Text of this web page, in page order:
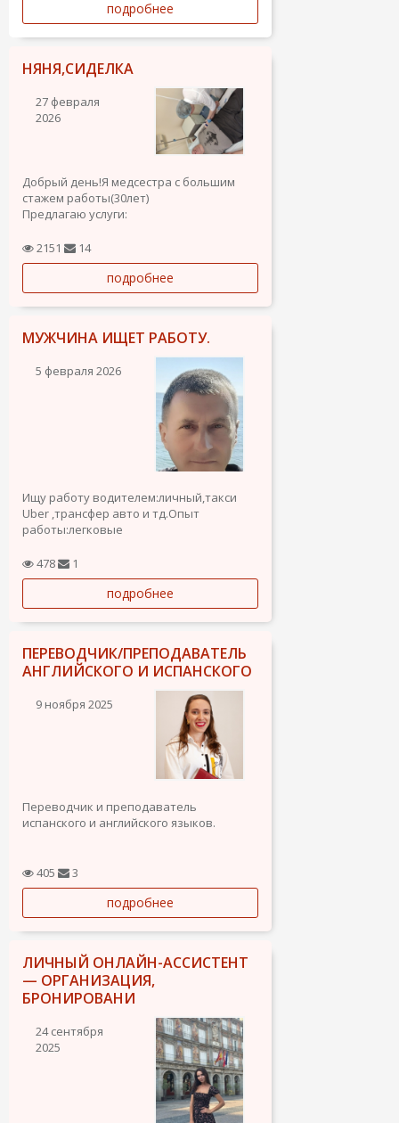
Севилье( есть образование
государственное и муниципальное...
подробнее
НЯНЯ,СИДЕЛКА
27 февраля
2026
Добрый день!Я медсестра с большим
стажем работы(30лет)
Предлагаю услуги:
прогулки ,о.р 6л от 0мес-4 лет)
Детский массаж(о.р 4года)
Уход за детьми-инвалидами.
Есть опыт работы в геронтологии(с
пожилыми людьми).
2151 14
подробнее
МУЖЧИНА ИЩЕТ РАБОТУ.
5 февраля 2026
Ищу работу водителем:личный,такси
Uber ,трансфер авто и тд.Опыт
работы:легковые
рассмотрю любые другие
предложения.Разрешение на
работу,испанское водительское
удостоверение категории В.Рассмотрю
любые...
478 1
подробнее
ПЕРЕВОДЧИК/ПРЕПОДАВАТЕЛЬ
АНГЛИЙСКОГО И ИСПАНСКОГО
9 ноября 2025
Переводчик и преподаватель
испанского и английского языков.
-Онлайн-преподаватель испанского и
английского языков (более 3-х лет);
-Устный переводчик в компании
AIDiagnostic (поставка
латиноамериканским клиентам
медицинской аппаратуры,...
405 3
подробнее
ЛИЧНЫЙ ОНЛАЙН-АССИСТЕНТ
— ОРГАНИЗАЦИЯ,
БРОНИРОВАНИ
24 сентября
2025